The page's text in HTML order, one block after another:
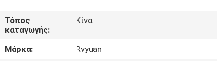
ΠΕΡΊΠΟΥ
ΕΜΕΊΣ
Τόπος
καταγωγής:
Κίνα
Μάρκα:
Rvyuan